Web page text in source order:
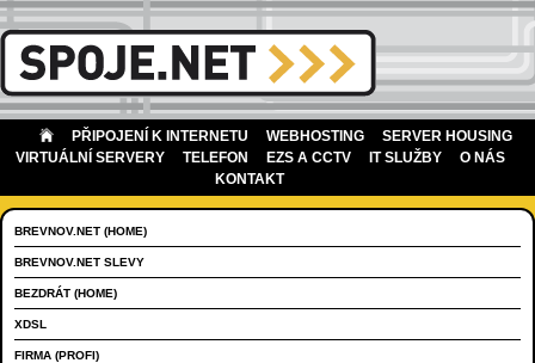
PŘIPOJENÍ K INTERNETU WEBHOSTING
SERVER HOUSING
VIRTUÁLNÍ SERVERY
TELEFON EZS A CCTV IT SLUŽBY
O NÁS
KONTAKT
BREVNOV.NET (HOME)
BREVNOV.NET SLEVY
BEZDRÁT (HOME)
XDSL
FIRMA (PROFI)